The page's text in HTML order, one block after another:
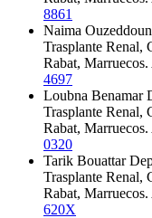
8861
Naima Ouzeddoun
Trasplante Renal,
Rabat, Marruecos.
4697
Loubna Benamar
Trasplante Renal,
Rabat, Marruecos.
0320
Tarik Bouattar
Trasplante Renal,
Rabat, Marruecos.
620X